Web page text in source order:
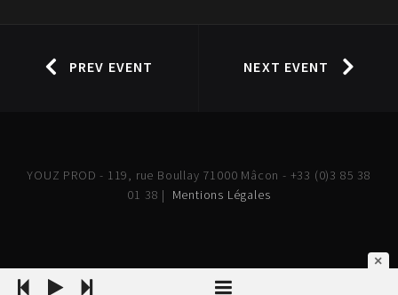
PREV EVENT NEXT EVENT
YOUZ PROD - 119, rue Boullay 71000 Mâcon - +33 (0)3 85 38
01 38 | Mentions Légales